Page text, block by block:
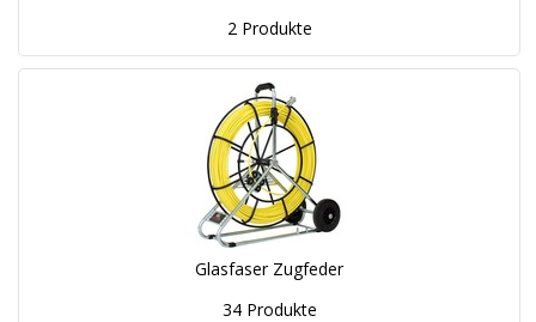
2 Produkte
Glasfaser Zugfeder
34 Produkte